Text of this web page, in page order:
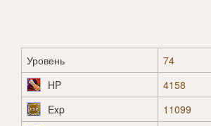
Уровень
74
HP
4158
Exp
11099